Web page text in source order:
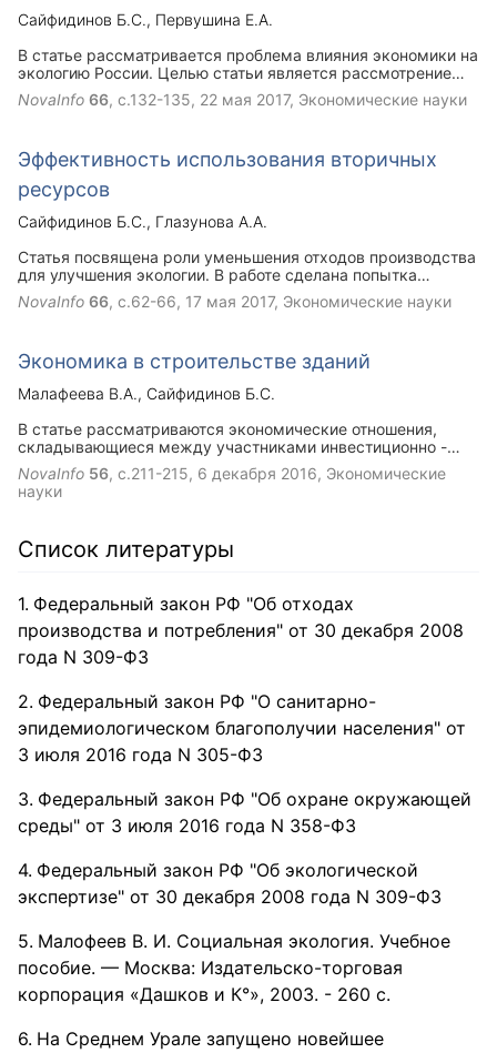
Сайфидинов Б.С.
Первушина Е.А.
В статье рассматривается проблема влияния экономики на
экологию России. Целью статьи является рассмотрение
воздействия промышленных сфер на окружающую среду.
Так же в статье приведены аналитические данные по
NovaInfo 66, с.132-135, 22 мая 2017, Экономические науки
Эффективность использования вторичных
ресурсов
Сайфидинов Б.С.
Глазунова А.А.
Статья посвящена роли уменьшения отходов производства
для улучшения экологии. В работе сделана попытка
рассмотрения эффективного использования вторичные
ресурсы разных отраслей.
NovaInfo 66, с.62-66, 17 мая 2017, Экономические науки
Экономика в строительстве зданий
Малафеева В.А.
Сайфидинов Б.С.
В статье рассматриваются экономические отношения,
складывающиеся между участниками инвестиционно -
строительной деятельности. К таким участникам относят
инвесторов, государственных и муниципальных
заказчиков, технических заказчиков, проектно-
NovaInfo 56, с.211-215, 6 декабря 2016, Экономические
науки
Список литературы
Федеральный закон РФ "Об отходах
производства и потребления" от 30 декабря 2008
года N 309-ФЗ
Федеральный закон РФ "О санитарно-
эпидемиологическом благополучии населения" от
3 июля 2016 года N 305-ФЗ
Федеральный закон РФ "Об охране окружающей
среды" от 3 июля 2016 года N 358-ФЗ
Федеральный закон РФ "Об экологической
экспертизе" от 30 декабря 2008 года N 309-ФЗ
Малофеев В. И. Социальная экология. Учебное
пособие. — Москва: Издательско-торговая
корпорация «Дашков и К°», 2003. - 260 с.
На Среднем Урале запущено новейшее